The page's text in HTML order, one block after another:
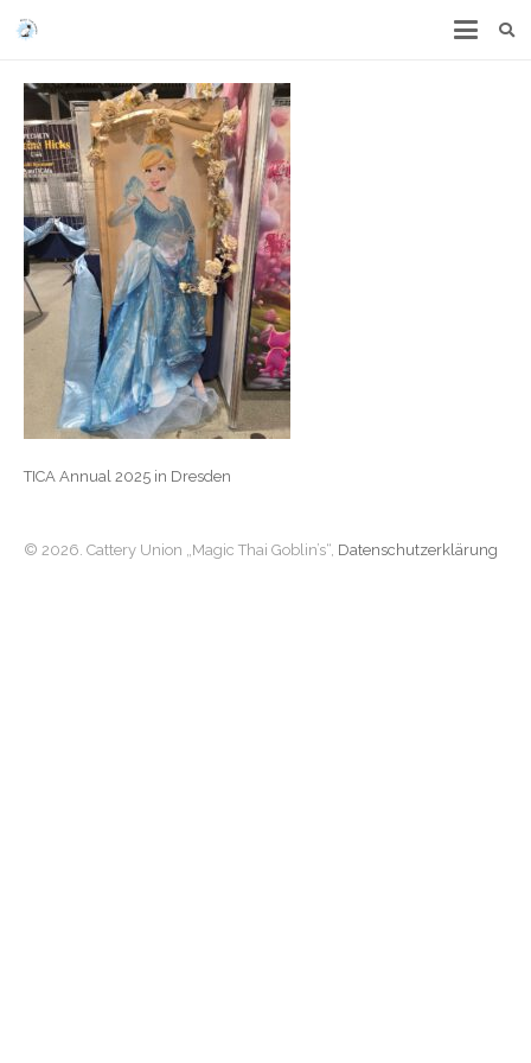
TICA Annual 2025 in Dresden
© 2026. Cattery Union „Magic Thai Goblin’s“, Datenschutzerklärung